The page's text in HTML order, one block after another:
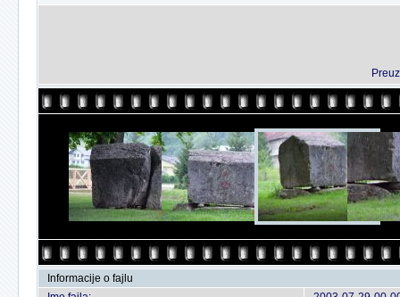
Informacije o fajlu